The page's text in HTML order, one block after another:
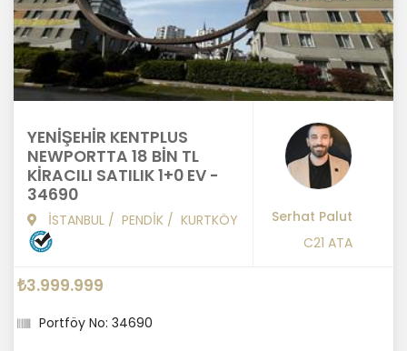
YENİŞEHİR KENTPLUS
NEWPORTTA 18 BİN TL
KİRACILI SATILIK 1+0 EV -
34690
İSTANBUL / PENDİK / KURTKÖY
Serhat Palut
C21 ATA
₺3.999.999
Portföy No: 34690